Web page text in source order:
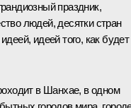
праздник,
людей, десятки стран
идеей того, как будет
в Шанхае, в одном